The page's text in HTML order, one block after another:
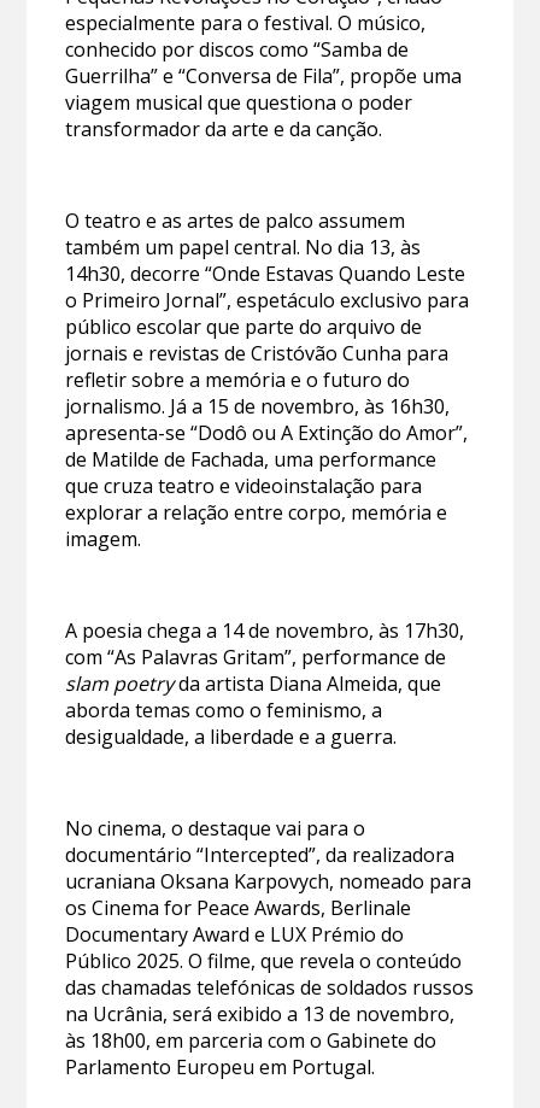
especialmente para o festival. O músico,
conhecido por discos como “Samba de
Guerrilha” e “Conversa de Fila”, propõe uma
viagem musical que questiona o poder
transformador da arte e da canção.
O teatro e as artes de palco assumem
também um papel central. No dia 13, às
14h30, decorre “Onde Estavas Quando Leste
o Primeiro Jornal”, espetáculo exclusivo para
público escolar que parte do arquivo de
jornais e revistas de Cristóvão Cunha para
refletir sobre a memória e o futuro do
jornalismo. Já a 15 de novembro, às 16h30,
apresenta-se “Dodô ou A Extinção do Amor”,
de Matilde de Fachada, uma performance
que cruza teatro e videoinstalação para
explorar a relação entre corpo, memória e
imagem.
A poesia chega a 14 de novembro, às 17h30,
com “As Palavras Gritam”, performance de
slam poetryda artista Diana Almeida, que
aborda temas como o feminismo, a
desigualdade, a liberdade e a guerra.
No cinema, o destaque vai para o
documentário “Intercepted”, da realizadora
ucraniana Oksana Karpovych, nomeado para
os Cinema for Peace Awards, Berlinale
Documentary Award e LUX Prémio do
Público 2025. O filme, que revela o conteúdo
das chamadas telefónicas de soldados russos
na Ucrânia, será exibido a 13 de novembro,
às 18h00, em parceria com o Gabinete do
Parlamento Europeu em Portugal.